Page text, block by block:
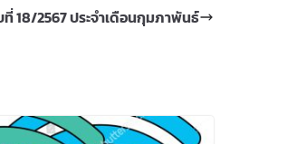
18/2567 ประจำเดือนกุมภาพันธ์